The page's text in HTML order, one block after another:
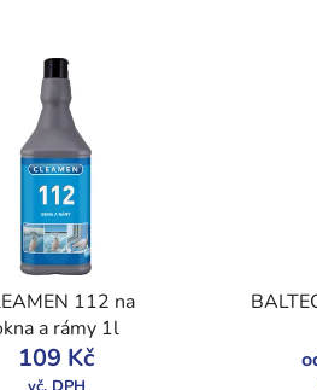
112 na
a rámy 1l
109 Kč